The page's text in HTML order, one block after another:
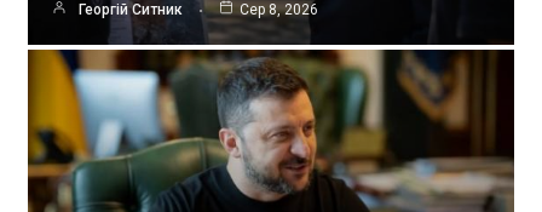
Георгій Ситник Сер 8, 2026